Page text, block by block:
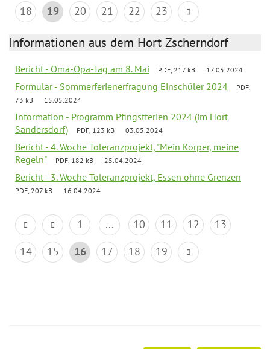
18
19 20 21 22 23
Informationen aus dem Hort Zscherndorf
Bericht - Oma-Opa-Tag am 8. Mai PDF, 217 kB 17.05.2024
Formular - Sommerferienerfragung Einschüler 2024
PDF,
73 kB
15.05.2024
Information - Programm Pfingstferien 2024 (im Hort
Sandersdorf)
PDF, 123 kB 03.05.2024
Bericht - 4. Woche Toleranzprojekt, "Mein Körper, meine
Regeln"
PDF, 182 kB 25.04.2024
Bericht - 3. Woche Toleranzprojekt, Essen ohne Grenzen
PDF, 207 kB 16.04.2024
1 ... 10 11 12
13
14
15 16 17 18 19